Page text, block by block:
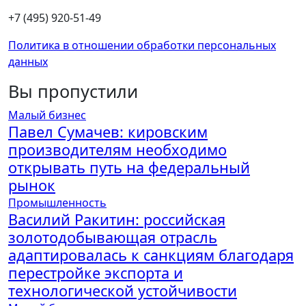
+7 (495) 920-51-49
Политика в отношении обработки персональных
данных
Вы пропустили
Малый бизнес
Павел Сумачев: кировским
производителям необходимо
открывать путь на федеральный
рынок
Промышленность
Василий Ракитин: российская
золотодобывающая отрасль
адаптировалась к санкциям благодаря
перестройке экспорта и
технологической устойчивости